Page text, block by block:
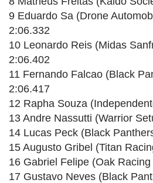
9 Eduardo Sa (Drone
2:06.332
10 Leonardo Reis (Midas
2:06.402
11 Fernando Falcao (Black
2:06.417
12 Rapha Souza
13 Andre Nassutti (Warrior
14 Lucas Peck (Black
15 Augusto Gribel (Titan
16 Gabriel Felipe (Oak
17 Gustavo Neves (Black